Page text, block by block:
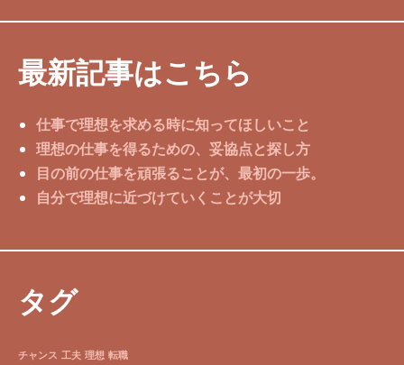
最新記事はこちら
仕事で理想を求める時に知ってほしいこと
理想の仕事を得るための、妥協点と探し方
目の前の仕事を頑張ることが、最初の一歩。
自分で理想に近づけていくことが大切
タグ
チャンス 工夫 理想 転職